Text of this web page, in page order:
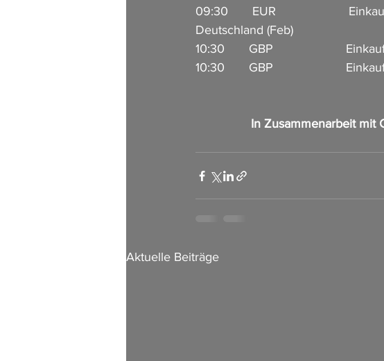
09:30       EUR
Deutschland (Feb)
10:30       GBP
10:30       GBP
In Zusammenarbeit mit
Aktuelle Beiträge